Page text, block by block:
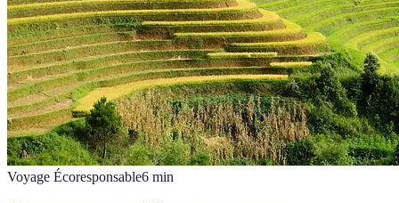
Voyage Écoresponsable6 min